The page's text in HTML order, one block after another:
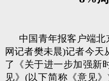
中国青年报客户端北
网记者樊未晨)记者今天
了《关于进一步加强新
见》(以下简称《意见